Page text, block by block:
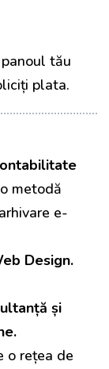
tău
plata.
metodă
e-
Design.
și
o rețea de